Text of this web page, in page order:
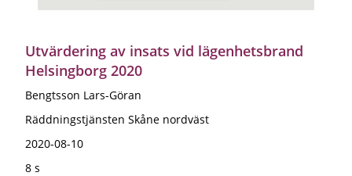
Utvärdering av insats vid lägenhetsbrand
Helsingborg 2020
Bengtsson Lars-Göran
Räddningstjänsten Skåne nordväst
2020-08-10
8 s